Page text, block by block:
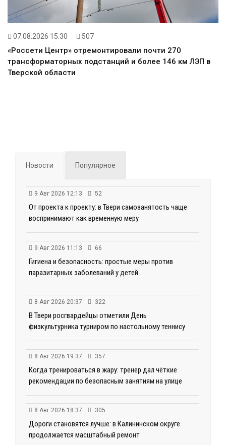
07.08.2026 15:30 507
«Россети Центр» отремонтировали почти 270
трансформаторных подстанций и более 146 км ЛЭП в
Тверской области
Новости Популярное
9 Авг 2026 12:13 52
От проекта к проекту: в Твери самозанятость чаще
воспринимают как временную меру
9 Авг 2026 11:13 66
Гигиена и безопасность: простые меры против
паразитарных заболеваний у детей
8 Авг 2026 20:37 322
В Твери росгвардейцы отметили День
физкультурника турниром по настольному теннису
8 Авг 2026 19:37 357
Когда тренироваться в жару: тренер дал чёткие
рекомендации по безопасным занятиям на улице
8 Авг 2026 18:37 305
Дороги становятся лучше: в Калининском округе
продолжается масштабный ремонт